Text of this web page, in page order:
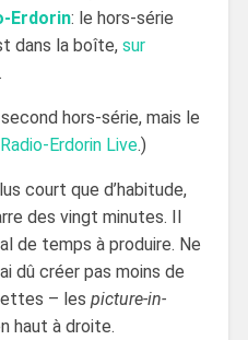
Erdorin: le hors-série
dans la boîte, sur
hors-série, mais le
Radio-Erdorin Live.)
court que d’habitude,
des vingt minutes. Il
de temps à produire. Ne
dû créer pas moins de
– les picture-in-
haut à droite.